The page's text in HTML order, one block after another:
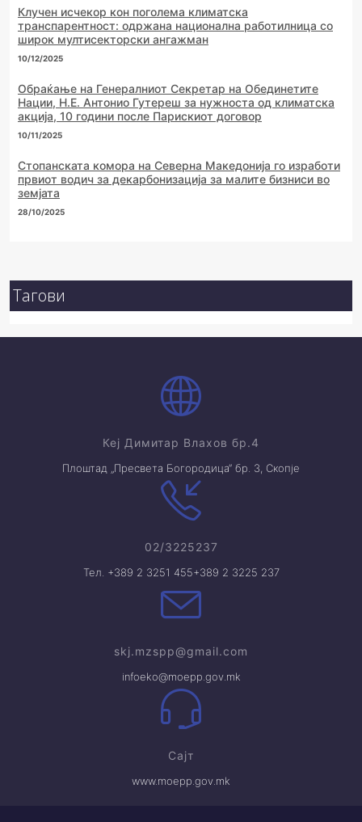
Клучен исчекор кон поголема климатска
транспарентност: одржана национална работилница со
широк мултисекторски ангажман
10/12/2025
Обраќање на Генералниот Секретар на Обединетите
Нации, Н.Е. Антонио Гутереш за нужноста од климатска
акција, 10 години после Парискиот договор
10/11/2025
Стопанската комора на Северна Македонија го изработи
првиот водич за декарбонизација за малите бизниси во
земјата
28/10/2025
Тагови
Кеј Димитар Влахов бр.4
Плоштад „Пресвета Богородица“ бр. 3, Скопје
02/3225237
Тел. +389 2 3251 455+389 2 3225 237
skj.mzspp@gmail.com
infoeko@moepp.gov.mk
Сајт
www.moepp.gov.mk